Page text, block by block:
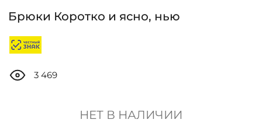
Брюки Коротко и ясно, нью
3 469
НЕТ В НАЛИЧИИ